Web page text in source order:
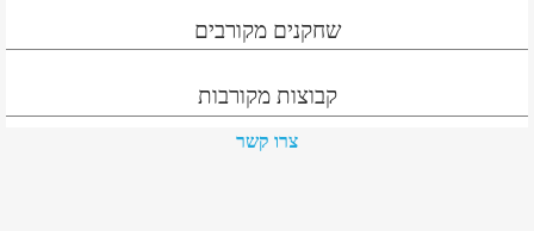
שחקנים מקורבים
קבוצות מקורבות
צרו קשר